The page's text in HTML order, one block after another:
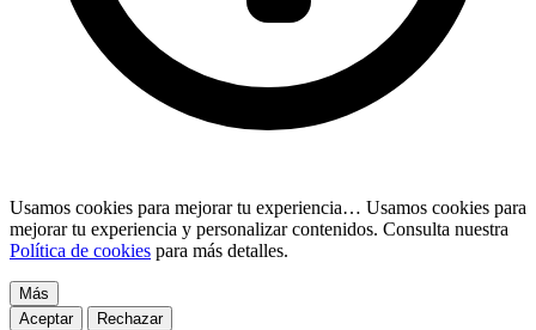
Usamos cookies para mejorar tu experiencia… Usamos cookies para
mejorar tu experiencia y personalizar contenidos. Consulta nuestra
Política de cookies para más detalles.
Más
Aceptar
Rechazar